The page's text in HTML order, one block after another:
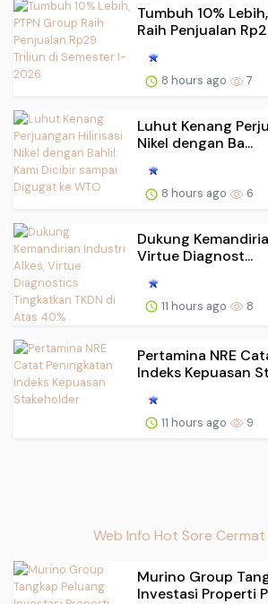
Tumbuh 10%
Raih Penjualan
8 hours ago 7
Luhut Kenang
Nikel dengan Ba...
8 hours ago 6
Dukung
Virtue Diagnost...
11 hours ago 8
Pertamina NRE
Indeks Kepuasan
11 hours ago 9
Web Info Hot Sore Cermat
Murino Group
Investasi Properti